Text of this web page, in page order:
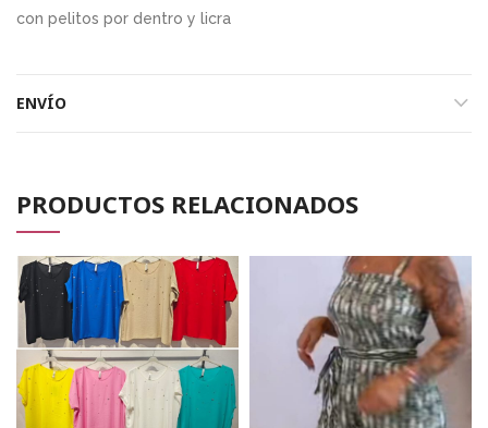
con pelitos por dentro y licra
ENVÍO
PRODUCTOS RELACIONADOS